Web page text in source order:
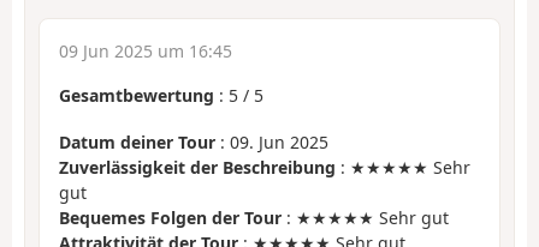
09 Jun 2025 um 16:45
Gesamtbewertung : 5 / 5
Datum deiner Tour : 09. Jun 2025
Zuverlässigkeit der Beschreibung : ★★★★★ Sehr
gut
Bequemes Folgen der Tour : ★★★★★ Sehr gut
Attraktivität der Tour : ★★★★★ Sehr gut